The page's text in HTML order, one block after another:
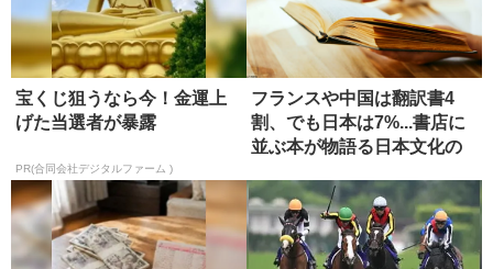
宝くじ狙うなら今！金運上
げた当選者が暴露
PR(合同会社デジタルファーム )
フランスや中国は翻訳書4
割、でも日本は7%...書店に
並ぶ本が物語る日本文化の